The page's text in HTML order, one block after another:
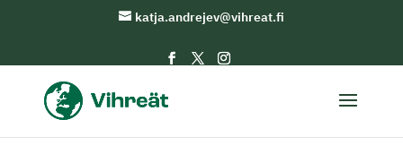
katja.andrejev@vihreat.fi